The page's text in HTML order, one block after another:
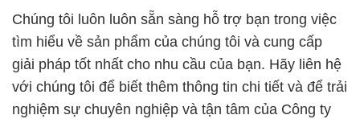
Chúng tôi luôn luôn sẵn sàng hỗ trợ bạn trong việc
tìm hiểu về sản phẩm của chúng tôi và cung cấp
giải pháp tốt nhất cho nhu cầu của bạn. Hãy liên hệ
với chúng tôi để biết thêm thông tin chi tiết và để trải
nghiệm sự chuyên nghiệp và tận tâm của Công ty